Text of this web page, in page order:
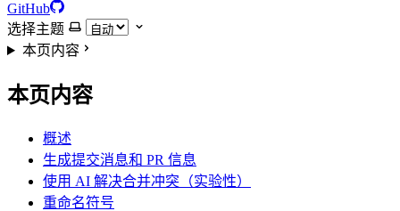
GitHub
选择主题
本页内容
本页内容
概述
生成提交消息和 PR 信息
使用 AI 解决合并冲突（实验性）
重命名符号